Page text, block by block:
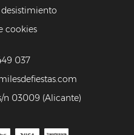
cookies
037
n 03009 (Alicante)